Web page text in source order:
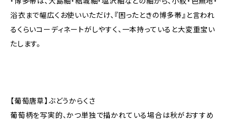
浴衣まで幅広くお使いいただけ、『困ったときの博多帯』と言われ
るくらいコーディネートがしやすく、一本持っていると大変重宝い
たします。
【葡萄唐草】ぶどうからくさ
葡萄柄を写実的、かつ単独で描かれている場合は秋がおすすめ